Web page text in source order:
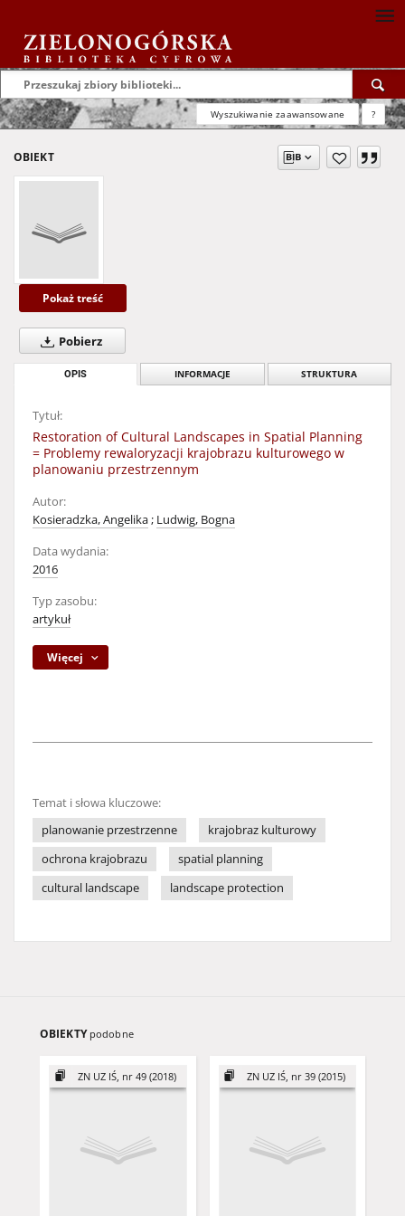
Wyszukiwanie zaawansowane ?
OBIEKT
Pokaż treść
Pobierz
OPIS INFORMACJE STRUKTURA
Tytuł:
Restoration of Cultural Landscapes in Spatial Planning
= Problemy rewaloryzacji krajobrazu kulturowego w
planowaniu przestrzennym
Autor:
Kosieradzka, Angelika; Ludwig, Bogna
Data wydania:
2016
Typ zasobu:
artykuł
Więcej
Temat i słowa kluczowe:
planowanie przestrzenne
krajobraz kulturowy
ochrona krajobrazu
spatial planning
cultural landscape
landscape protection
OBIEKTY podobne
ZN UZ IŚ, nr 49 (2018) ZN UZ IŚ, nr 39 (2015)